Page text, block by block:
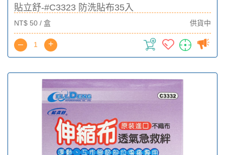
貼立舒-#C3323 防洗貼布35入
NT$ 50 / 盒 供貨中
– +